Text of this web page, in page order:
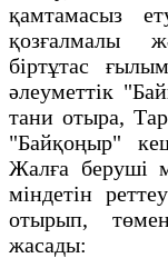
қамтамасыз
қозғалмалы
біртұтас
әлеуметтік
тани отыра,
"Байқоңыр"
Жалға беруші
міндетін
отырып,
жасады: